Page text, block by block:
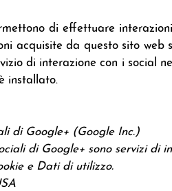
di effettuare
acquisite da questo sito web
di interazione con i social
installato.
di Google+ (Google Inc.)
di Google+ sono servizi di
e Dati di utilizzo.